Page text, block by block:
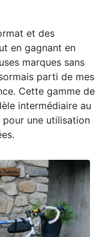
et des
en gagnant en
marques sans
parti de mes
Cette gamme de
intermédiaire au
une utilisation